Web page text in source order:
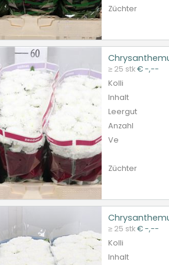
Züchter
≥ 25 stk€ -,--
Kolli
Inhalt
Leergut
Anzahl
Ve
Züchter
(indicum Grp) Traube
ingelogd zijn om te kunnen kopen.
≥ 25 stk€ -,--
Kolli
Inhalt
(indicum Grp) Traube
ingelogd zijn om te kunnen kopen.